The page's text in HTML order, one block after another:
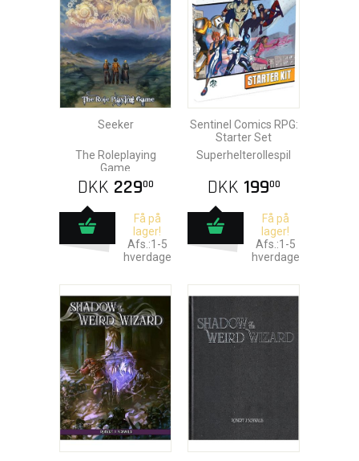
Seeker
The Roleplaying
Game
DKK 22900
Få på
lager!
Afs.:1-5
hverdage
Sentinel Comics RPG:
Starter Set
Superhelterollespil
DKK 19900
Få på
lager!
Afs.:1-5
hverdage